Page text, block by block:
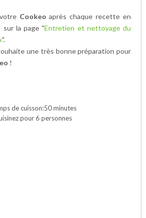
Cookeo après chaque recette en
sur la page "Entretien et nettoyage du
".
une très bonne préparation pour
!
de cuisson:50 minutes
pour 6 personnes